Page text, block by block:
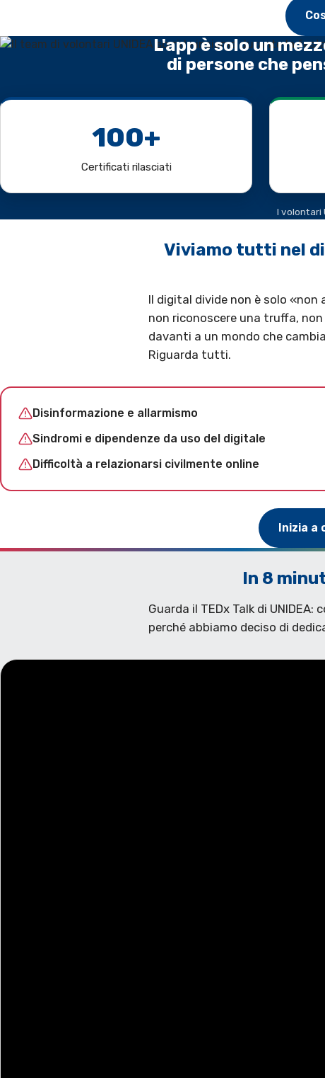
L'app è solo un
di persone che
100+
Certificati rilasciati
I volontari
Viviamo tutti nel
Il digital divide non è solo «non
non riconoscere una truffa,
davanti a un mondo che
Riguarda tutti.
Disinformazione e allarmismo
Sindromi e dipendenze da uso del digitale
Difficoltà a relazionarsi civilmente online
Inizia a
In 8
Guarda il TEDx Talk di
perché abbiamo deciso di